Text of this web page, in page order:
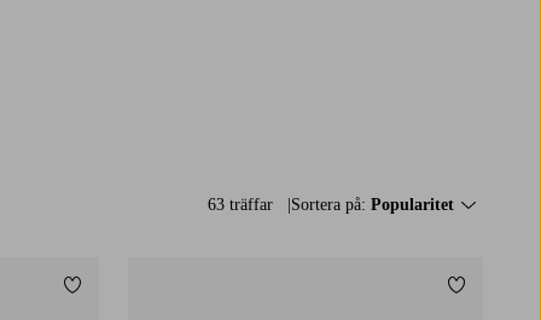
63 träffar Sortera på: Popularitet
Lägg till i favoriter Lägg till i